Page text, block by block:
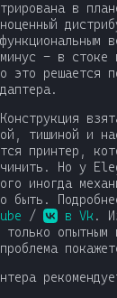
в
- в стоке
это решается
тишиной и
принтер,
Но у
иногда
быть.
/ в Vk.
только опытным